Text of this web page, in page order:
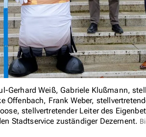
Gerhard Weiß, Gabriele Klußmann,
Offenbach, Frank Weber,
stellvertretender Leiter des
Stadtservice zuständiger Dezernent.